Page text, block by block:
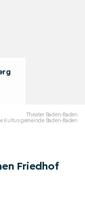
Theater Baden-Baden
Kultusgemeinde Baden-Baden
Friedhof